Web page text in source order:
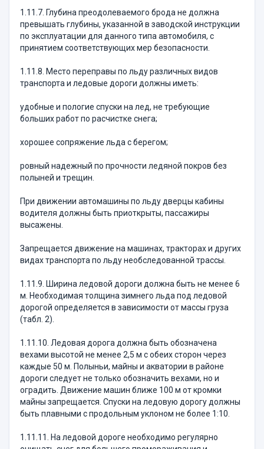
1.11.7. Глубина преодолеваемого брода не должна
превышать глубины, указанной в заводской инструкции
по эксплуатации для данного типа автомобиля, с
принятием соответствующих мер безопасности.
1.11.8. Место переправы по льду различных видов
транспорта и ледовые дороги должны иметь:
удобные и пологие спуски на лед, не требующие
больших работ по расчистке снега;
хорошее сопряжение льда с берегом;
ровный надежный по прочности ледяной покров без
полыней и трещин.
При движении автомашины по льду дверцы кабины
водителя должны быть приоткрыты, пассажиры
высажены.
Запрещается движение на машинах, тракторах и других
видах транспорта по льду необследованной трассы.
1.11.9. Ширина ледовой дороги должна быть не менее 6
м. Необходимая толщина зимнего льда под ледовой
дорогой определяется в зависимости от массы груза
(табл. 2).
1.11.10. Ледовая дорога должна быть обозначена
вехами высотой не менее 2,5 м с обеих сторон через
каждые 50 м. Полыньи, майны и акватории в районе
дороги следует не только обозначить вехами, но и
оградить. Движение машин ближе 100 м от кромки
майны запрещается. Спуски на ледовую дорогу должны
быть плавными с продольным уклоном не более 1:10.
1.11.11. На ледовой дороге необходимо регулярно